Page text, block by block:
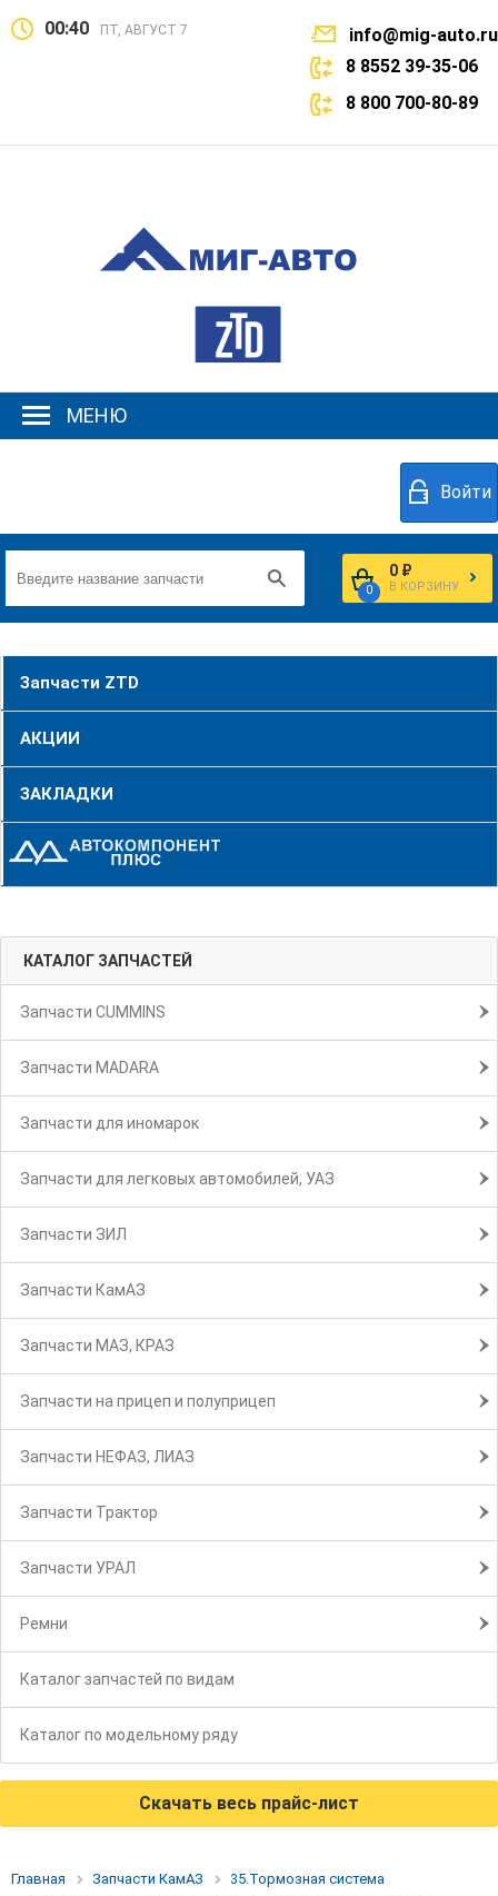
00:40 ПТ, АВГУСТ 7
info@mig-auto.ru
8 8552 39-35-06
8 800 700-80-89
МЕНЮ
Войти
0
0 ₽
В КОРЗИНУ
Запчасти ZTD
АКЦИИ
ЗАКЛАДКИ
КАТАЛОГ ЗАПЧАСТЕЙ
Запчасти CUMMINS
Запчасти MADARA
Запчасти для иномарок
Запчасти для легковых автомобилей, УАЗ
Запчасти ЗИЛ
Запчасти КамАЗ
Запчасти МАЗ, КРАЗ
Запчасти на прицеп и полуприцеп
Запчасти НЕФАЗ, ЛИАЗ
Запчасти Трактор
Запчасти УРАЛ
Ремни
Каталог запчастей по видам
Каталог по модельному ряду
Скачать весь прайс-лист
Главная Запчасти КамАЗ
35.Тормозная система